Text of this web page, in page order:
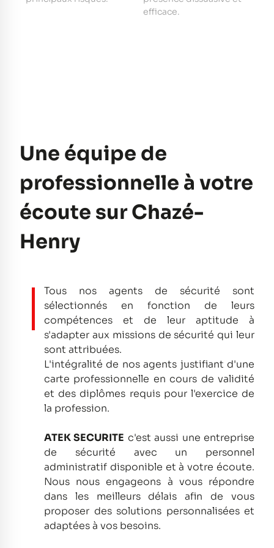
efficace.
Une équipe de
professionnelle à votre
écoute sur Chazé-
Henry
Tous nos agents de sécurité sont
sélectionnés en fonction de leurs
compétences et de leur aptitude à
s'adapter aux missions de sécurité qui leur
sont attribuées.
L'intégralité de nos agents justifiant d'une
carte professionnelle en cours de validité
et des diplômes requis pour l'exercice de
la profession.
ATEK SECURITE c'est aussi une entreprise
de sécurité avec un personnel
administratif disponible et à votre écoute.
Nous nous engageons à vous répondre
dans les meilleurs délais afin de vous
proposer des solutions personnalisées et
adaptées à vos besoins.